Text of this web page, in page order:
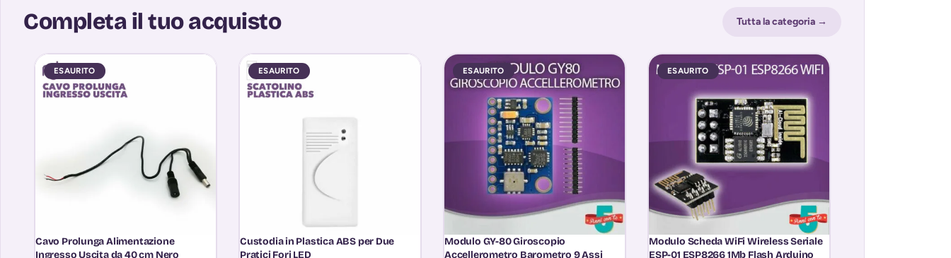
Completa il tuo acquisto Tutta la categoria →
ESAURITO
Cavo Prolunga Alimentazione
Ingresso Uscita da 40 cm Nero
ESAURITO
Custodia in Plastica ABS per Due
Pratici Fori LED
ESAURITO
Modulo GY-80 Giroscopio
Accellerometro Barometro 9 Assi
ESAURITO
Modulo Scheda WiFi Wireless Seriale
ESP-01 ESP8266 1Mb Flash Arduino